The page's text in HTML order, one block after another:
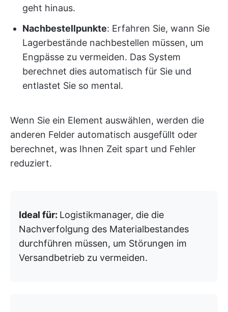
geht hinaus.
Nachbestellpunkte: Erfahren Sie, wann Sie
Lagerbestände nachbestellen müssen, um
Engpässe zu vermeiden. Das System
berechnet dies automatisch für Sie und
entlastet Sie so mental.
Wenn Sie ein Element auswählen, werden die
anderen Felder automatisch ausgefüllt oder
berechnet, was Ihnen Zeit spart und Fehler
reduziert.
Ideal für: Logistikmanager, die die
Nachverfolgung des Materialbestandes
durchführen müssen, um Störungen im
Versandbetrieb zu vermeiden.